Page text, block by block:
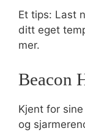
Et tips: Last
ditt eget
mer.
Beacon
Kjent for
og